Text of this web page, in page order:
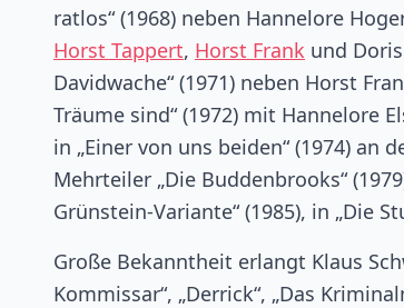
ratlos“ (1968) neben Hannelore
Horst Tappert, Horst Frank und
Davidwache“ (1971) neben Horst
Träume sind“ (1972) mit Hannelore
in „Einer von uns beiden“ (1974) an
Mehrteiler „Die Buddenbrooks“
Grünstein-Variante“ (1985), in „Die
Große Bekanntheit erlangt Klaus
Kommissar“, „Derrick“, „Das